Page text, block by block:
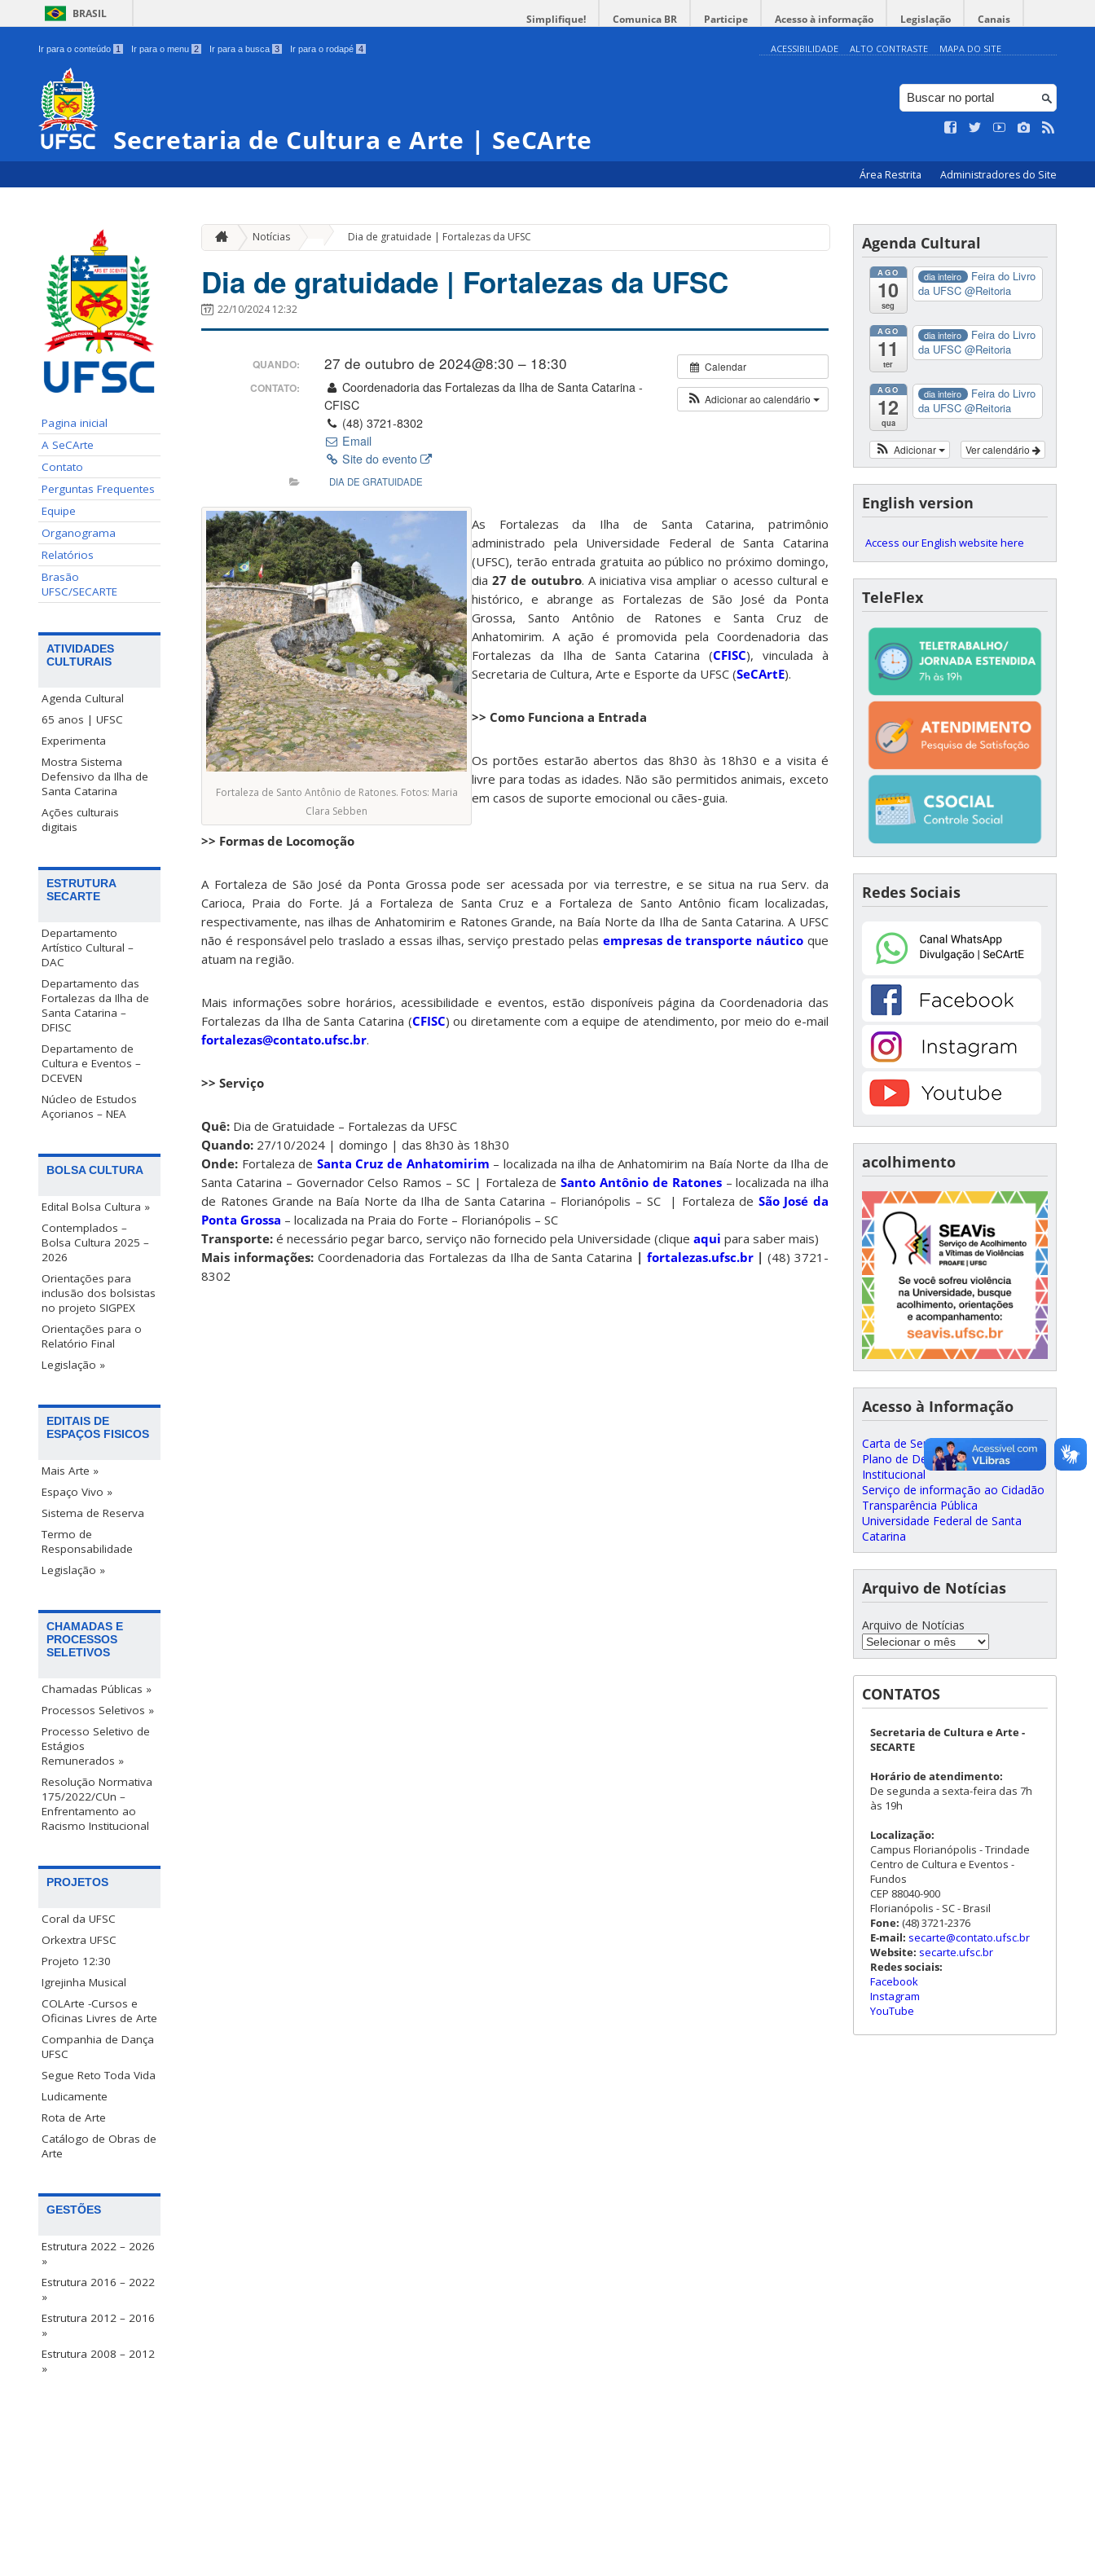
BRASIL Simplifique! Comunica BR Participe Acesso à informação Legislação Canais
Ir para o conteúdo 1 Ir para o menu 2 Ir para a busca 3 Ir para o rodapé 4 ACESSIBILIDADE ALTO CONTRASTE MAPA DO SITE
Secretaria de Cultura e Arte | SeCArte
Área Restrita Administradores do Site
Pagina inicial
A SeCArte
Contato
Perguntas Frequentes
Equipe
Organograma
Relatórios
Brasão
UFSC/SECARTE
ATIVIDADES
CULTURAIS
Agenda Cultural
65 anos | UFSC
Experimenta
Mostra Sistema
Defensivo da Ilha de
Santa Catarina
Ações culturais
digitais
ESTRUTURA
SECARTE
Departamento
Artístico Cultural –
DAC
Departamento das
Fortalezas da Ilha de
Santa Catarina –
DFISC
Departamento de
Cultura e Eventos –
DCEVEN
Núcleo de Estudos
Açorianos – NEA
BOLSA CULTURA
Edital Bolsa Cultura »
Contemplados –
Bolsa Cultura 2025 –
2026
Orientações para
inclusão dos bolsistas
no projeto SIGPEX
Orientações para o
Relatório Final
Legislação »
EDITAIS DE
ESPAÇOS FISICOS
Mais Arte »
Espaço Vivo »
Sistema de Reserva
Termo de
Responsabilidade
Legislação »
CHAMADAS E
PROCESSOS
SELETIVOS
Chamadas Públicas »
Processos Seletivos »
Processo Seletivo de
Estágios
Remunerados »
Resolução Normativa
175/2022/CUn –
Enfrentamento ao
Racismo Institucional
PROJETOS
Coral da UFSC
Orkextra UFSC
Projeto 12:30
Igrejinha Musical
COLArte -Cursos e
Oficinas Livres de Arte
Companhia de Dança
UFSC
Segue Reto Toda Vida
Ludicamente
Rota de Arte
Catálogo de Obras de
Arte
GESTÕES
Estrutura 2022 – 2026
»
Estrutura 2016 – 2022
»
Estrutura 2012 – 2016
»
Estrutura 2008 – 2012
»
Notícias Dia de gratuidade | Fortalezas da UFSC
Dia de gratuidade | Fortalezas da UFSC
22/10/2024 12:32
Calendar
Adicionar ao calendário
QUANDO: 27 de outubro de 2024@8:30 – 18:30
CONTATO:
Coordenadoria das Fortalezas da Ilha de Santa Catarina -
CFISC
(48) 3721-8302
Email
Site do evento
DIA DE GRATUIDADE
Fortaleza de Santo Antônio de Ratones. Fotos: Maria
Clara Sebben
As Fortalezas da Ilha de Santa Catarina, patrimônio
administrado pela Universidade Federal de Santa Catarina
(UFSC), terão entrada gratuita ao público no próximo domingo,
dia27 de outubro. A iniciativa visa ampliar o acesso cultural e
histórico, e abrange as Fortalezas de São José da Ponta
Grossa, Santo Antônio de Ratones e Santa Cruz de
Anhatomirim. A ação é promovida pela Coordenadoria das
Fortalezas da Ilha de Santa Catarina (CFISC), vinculada à
Secretaria de Cultura, Arte e Esporte da UFSC (SeCArtE).
>> Como Funciona a Entrada
Os portões estarão abertos das 8h30 às 18h30 e a visita é
livre para todas as idades. Não são permitidos animais, exceto
em casos de suporte emocional ou cães-guia.
>> Formas de Locomoção
A Fortaleza de São José da Ponta Grossa pode ser acessada por via terrestre, e se situa na rua Serv. da
Carioca, Praia do Forte. Já a Fortaleza de Santa Cruz e a Fortaleza de Santo Antônio ficam localizadas,
respectivamente, nas ilhas de Anhatomirim e Ratones Grande, na Baía Norte da Ilha de Santa Catarina. A UFSC
não é responsável pelo traslado a essas ilhas, serviço prestado pelas empresas de transporte náutico que
atuam na região.
Mais informações sobre horários, acessibilidade e eventos, estão disponíveis página da Coordenadoria das
Fortalezas da Ilha de Santa Catarina (CFISC) ou diretamente com a equipe de atendimento, por meio do e-mail
fortalezas@contato.ufsc.br.
>> Serviço
Quê: Dia de Gratuidade – Fortalezas da UFSC
Quando: 27/10/2024 | domingo | das 8h30 às 18h30
Onde: Fortaleza de Santa Cruz de Anhatomirim – localizada na ilha de Anhatomirim na Baía Norte da Ilha de
Santa Catarina – Governador Celso Ramos – SC | Fortaleza deSanto Antônio de Ratones– localizada na ilha
de Ratones Grande na Baía Norte da Ilha de Santa Catarina – Florianópolis – SC | Fortaleza de São José da
Ponta Grossa – localizada na Praia do Forte – Florianópolis – SC
Transporte: é necessário pegar barco, serviço não fornecido pela Universidade (clique aqui para saber mais)
Mais informações: Coordenadoria das Fortalezas da Ilha de Santa Catarina | fortalezas.ufsc.br|(48) 3721-
8302
Agenda Cultural
AGO
10
seg
dia inteiro
Feira do Livro
da UFSC @Reitoria
AGO
11
ter
dia inteiro
Feira do Livro
da UFSC @Reitoria
AGO
12
qua
dia inteiro
Feira do Livro
da UFSC @Reitoria
Ver calendário
Adicionar
English version
Access our English website here
TeleFlex
Redes Sociais
acolhimento
Acesso à Informação
Carta de Serviços ao Cidadão
Plano de Desenvolvimento
Institucional
Serviço de informação ao Cidadão
Transparência Pública
Universidade Federal de Santa
Catarina
Arquivo de Notícias
Arquivo de Notícias
CONTATOS
Secretaria de Cultura e Arte -
SECARTE
Horário de atendimento:
De segunda a sexta-feira das 7h
às 19h
Localização:
Campus Florianópolis - Trindade
Centro de Cultura e Eventos -
Fundos
CEP 88040-900
Florianópolis - SC - Brasil
Fone: (48) 3721-2376
E-mail: secarte@contato.ufsc.br
Website: secarte.ufsc.br
Redes sociais:
Facebook
Instagram
YouTube